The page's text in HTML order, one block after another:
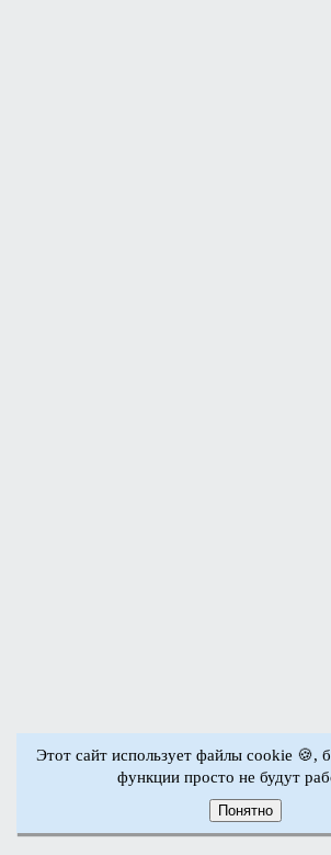
Этот сайт использует файлы cookie 🍪,
функции просто не будут
Понятно